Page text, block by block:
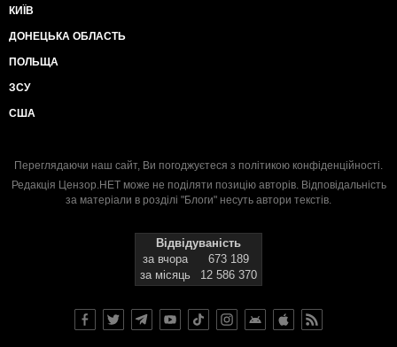
КИЇВ
ДОНЕЦЬКА ОБЛАСТЬ
ПОЛЬЩА
ЗСУ
США
Переглядаючи наш сайт, Ви погоджуєтеся з політикою конфіденційності.
Редакція Цензор.НЕТ може не поділяти позицію авторів. Відповідальність
за матеріали в розділі "Блоги" несуть автори текстів.
Відвідуваність
за вчора
673 189
за місяць
12 586 370